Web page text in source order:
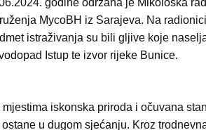
MycoBH iz Sarajeva. Na
istraživanja su bili gljive koje
Istup te izvor rijeke Bunice.
iskonska priroda i očuvana
u dugom sjećanju. Kroz